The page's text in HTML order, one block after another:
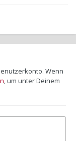
Wenn
, um unter Deinem